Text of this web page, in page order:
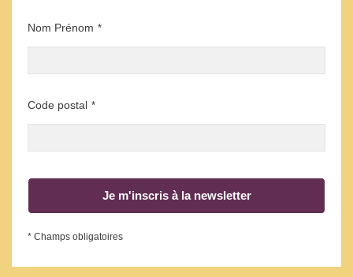
Nom Prénom *
Code postal *
Je m'inscris à la newsletter
* Champs obligatoires